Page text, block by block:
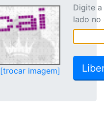
[trocar imagem]
Digite
lado no